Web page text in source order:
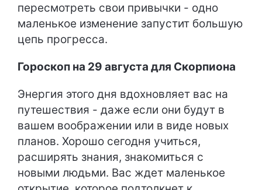
пересмотреть свои привычки - одно
маленькое изменение запустит большую
цепь прогресса.
Гороскоп на 29 августа для Скорпиона
Энергия этого дня вдохновляет вас на
путешествия - даже если они будут в
вашем воображении или в виде новых
планов. Хорошо сегодня учиться,
расширять знания, знакомиться с
новыми людьми. Вас ждет маленькое